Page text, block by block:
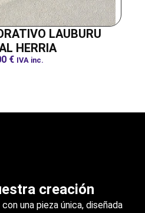
LAUBURU
HERRIA
€ IVA inc.
creación
una pieza única, diseñada